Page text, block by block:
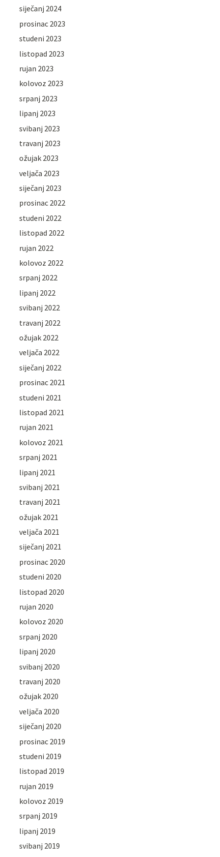
siječanj 2024
prosinac 2023
studeni 2023
listopad 2023
rujan 2023
kolovoz 2023
srpanj 2023
lipanj 2023
svibanj 2023
travanj 2023
ožujak 2023
veljača 2023
siječanj 2023
prosinac 2022
studeni 2022
listopad 2022
rujan 2022
kolovoz 2022
srpanj 2022
lipanj 2022
svibanj 2022
travanj 2022
ožujak 2022
veljača 2022
siječanj 2022
prosinac 2021
studeni 2021
listopad 2021
rujan 2021
kolovoz 2021
srpanj 2021
lipanj 2021
svibanj 2021
travanj 2021
ožujak 2021
veljača 2021
siječanj 2021
prosinac 2020
studeni 2020
listopad 2020
rujan 2020
kolovoz 2020
srpanj 2020
lipanj 2020
svibanj 2020
travanj 2020
ožujak 2020
veljača 2020
siječanj 2020
prosinac 2019
studeni 2019
listopad 2019
rujan 2019
kolovoz 2019
srpanj 2019
lipanj 2019
svibanj 2019